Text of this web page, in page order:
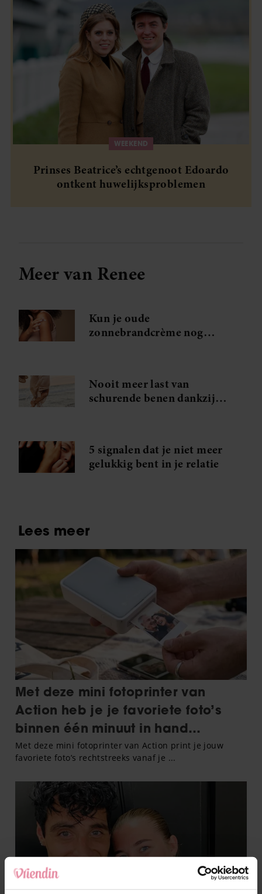
WEEKEND
Prinses Beatrice’s echtgenoot Edoardo
ontkent huwelijksproblemen
Meer van Renee
Kun je oude
zonnebrandcrème nog
Nooit meer last van
schurende benen dankzij
5 signalen dat je niet meer
gelukkig bent in je relatie